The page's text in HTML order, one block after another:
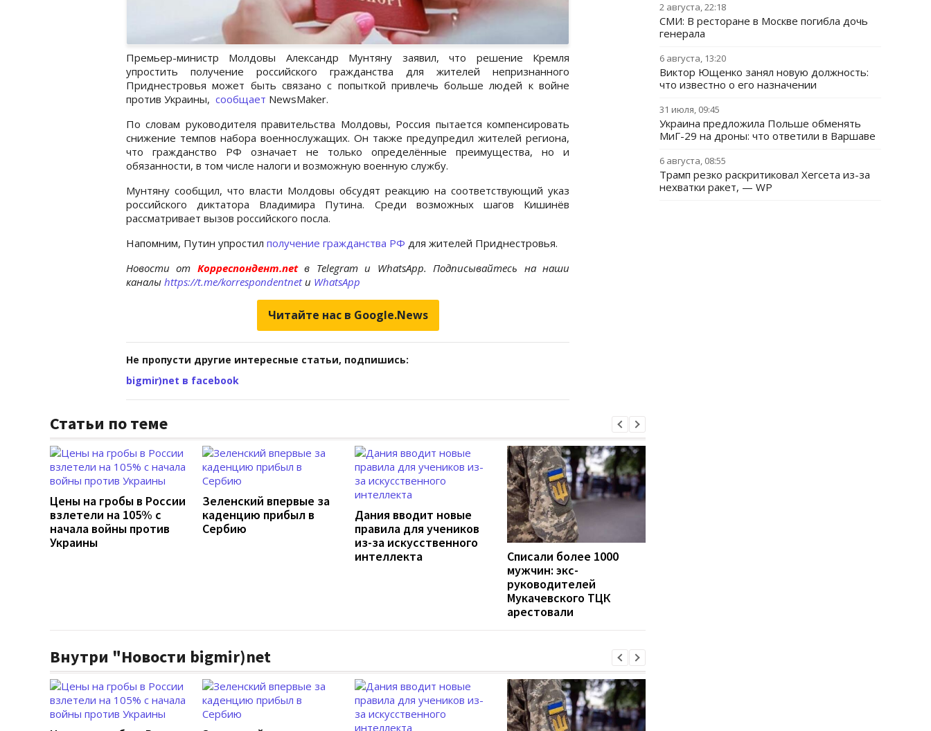
Премьер-министр Молдовы Александр Мунтяну заявил, что решение Кремля
упростить получение российского гражданства для жителей непризнанного
Приднестровья может быть связано с попыткой привлечь больше людей к войне
против Украины, сообщает NewsMaker.
По словам руководителя правительства Молдовы, Россия пытается компенсировать
снижение темпов набора военнослужащих. Он также предупредил жителей региона,
что гражданство РФ означает не только определённые преимущества, но и
обязанности, в том числе налоги и возможную военную службу.
Мунтяну сообщил, что власти Молдовы обсудят реакцию на соответствующий указ
российского диктатора Владимира Путина. Среди возможных шагов Кишинёв
рассматривает вызов российского посла.
Напомним, Путин упростил получение гражданства РФ для жителей Приднестровья.
Новости от Корреспондент.netв Telegram и WhatsApp. Подписывайтесь на наши
каналы https://t.me/korrespondentnetи WhatsApp
Читайте нас в Google.News
Не пропусти другие интересные статьи, подпишись:
bigmir)net в facebook
Статьи по теме
Цены на гробы в России
взлетели на 105% с
начала войны против
Украины
Зеленский впервые за
каденцию прибыл в
Сербию
Дания вводит новые
правила для учеников
из-за искусственного
интеллекта
Списали более 1000
мужчин: экс-
руководителей
Мукачевского ТЦК
арестовали
Внутри "Новости bigmir)net
2 августа, 22:18
СМИ: В ресторане в Москве погибла дочь
генерала
6 августа, 13:20
Виктор Ющенко занял новую должность:
что известно о его назначении
31 июля, 09:45
Украина предложила Польше обменять
МиГ-29 на дроны: что ответили в Варшаве
6 августа, 08:55
Трамп резко раскритиковал Хегсета из-за
нехватки ракет, — WP